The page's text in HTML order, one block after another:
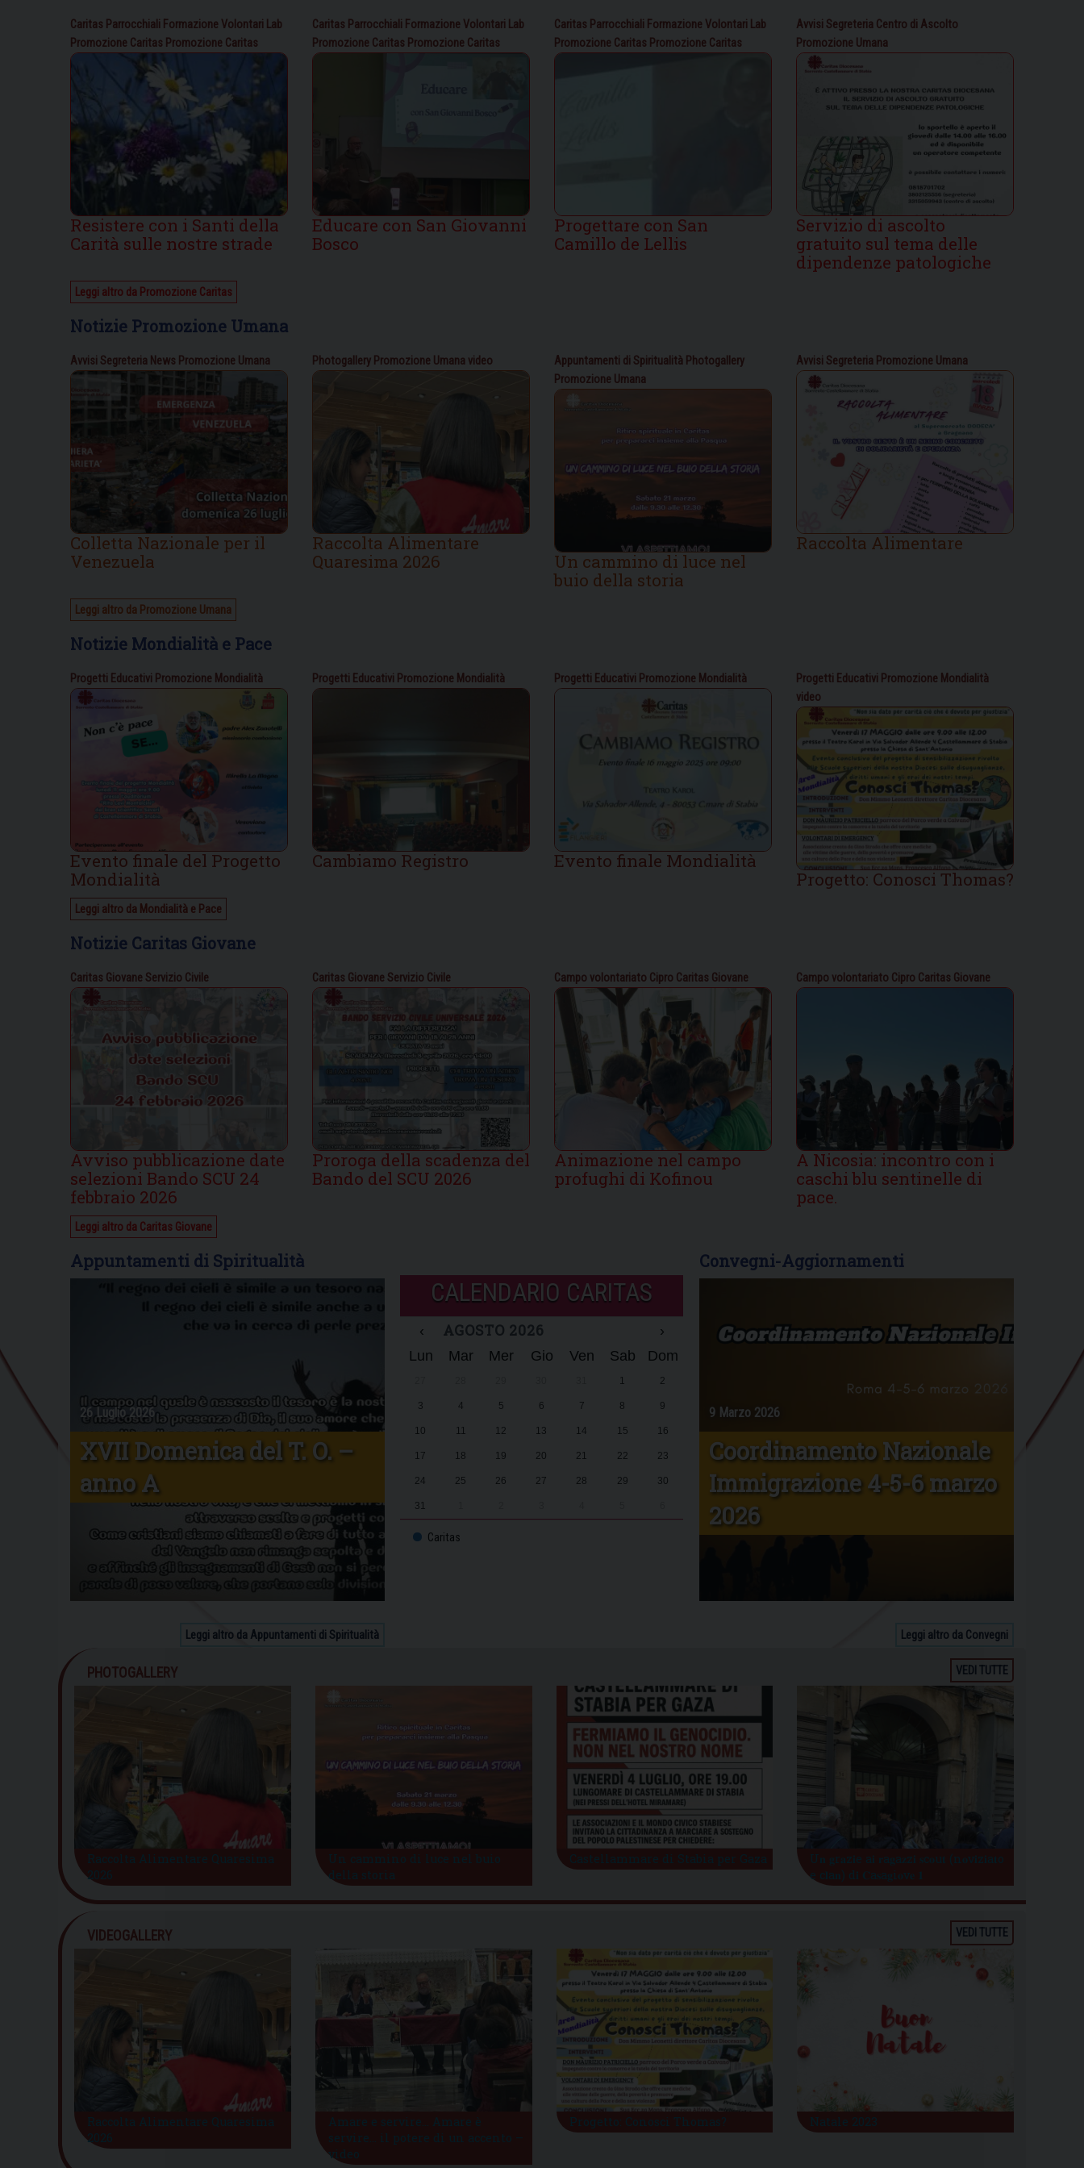
Caritas Parrocchiali Formazione Volontari Lab
Promozione Caritas Promozione Caritas
Resistere con i Santi della
Carità sulle nostre strade
Caritas Parrocchiali Formazione Volontari Lab
Promozione Caritas Promozione Caritas
Educare con San Giovanni
Bosco
Caritas Parrocchiali Formazione Volontari Lab
Promozione Caritas Promozione Caritas
Progettare con San
Camillo de Lellis
Avvisi Segreteria Centro di Ascolto
Promozione Umana
Servizio di ascolto
gratuito sul tema delle
dipendenze patologiche
Leggi altro da Promozione Caritas
Notizie Promozione Umana
Avvisi Segreteria News Promozione Umana
Colletta Nazionale per il
Venezuela
Photogallery Promozione Umana video
Raccolta Alimentare
Quaresima 2026
Appuntamenti di Spiritualità Photogallery
Promozione Umana
Un cammino di luce nel
buio della storia
Avvisi Segreteria Promozione Umana
Raccolta Alimentare
Leggi altro da Promozione Umana
Notizie Mondialità e Pace
Progetti Educativi Promozione Mondialità
Evento finale del Progetto
Mondialità
Progetti Educativi Promozione Mondialità
Cambiamo Registro
Progetti Educativi Promozione Mondialità
Evento finale Mondialità
Progetti Educativi Promozione Mondialità
video
Progetto: Conosci Thomas?
Leggi altro da Mondialità e Pace
Notizie Caritas Giovane
Caritas Giovane Servizio Civile
Avviso pubblicazione date
selezioni Bando SCU 24
febbraio 2026
Caritas Giovane Servizio Civile
Proroga della scadenza del
Bando del SCU 2026
Campo volontariato Cipro Caritas Giovane
Animazione nel campo
profughi di Kofinou
Campo volontariato Cipro Caritas Giovane
A Nicosia: incontro con i
caschi blu sentinelle di
pace.
Leggi altro da Caritas Giovane
Appuntamenti di Spiritualità
26 Luglio 2026
XVII Domenica del T. O. –
anno A
Leggi altro da Appuntamenti di Spiritualità
CALENDARIO CARITAS
‹ AGOSTO 2026
›
Lun
Mar Mer Gio Ven Sab Dom
1 2
3 4 5 6 7 8 9
10 11 12 13 14 15 16
17 18 19 20 21 22 23
24 25 26 27 28 29 30
31
Caritas
Convegni-Aggiornamenti
9 Marzo 2026
Coordinamento Nazionale
Immigrazione 4-5-6 marzo
2026
Leggi altro da Convegni
PHOTOGALLERY VEDI TUTTE
Raccolta Alimentare Quaresima
2026
Un cammino di luce nel buio
della storia
Castellammare di Stabia per Gaza
U𝐧 𝐠r𝐚z𝐢e a𝐢 𝐫a𝐠a𝐳z𝐢 𝐬c𝐨u𝐭 (n𝐨v𝐢z𝐢a𝐭o
e c𝐥a𝐧) d𝐢 𝐂a𝐬a𝐠i𝐨v𝐞 𝟏
VIDEOGALLERY VEDI TUTTE
Raccolta Alimentare Quaresima
2026
Amare e servire… Amare è
servire… il potere di un accento –
video
Progetto: Conosci Thomas? Natale 2023